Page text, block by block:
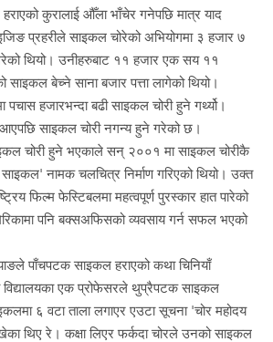
कुरालाई औँला भाँचेर गनेपछि मात्र याद
प्रहरीले साइकल चोरेको अभियोगमा ३ हजार ७
थियो। उनीहरुबाट ११ हजार एक सय ११
साइकल बेच्ने साना बजार पत्ता लागेको थियो।
पचास हजारभन्दा बढी साइकल चोरी हुने गर्थ्यो।
साइकल चोरी नगन्य हुने गरेको छ।
चोरी हुने भएकाले सन् २००१ मा साइकल चोरीकै
नामक चलचित्र निर्माण गरिएको थियो। उक्त
फिल्म फेस्टिबलमा महत्वपूर्ण पुरस्कार हात पारेको
पनि बक्सअफिसको व्यवसाय गर्न सफल भएको
पाँचपटक साइकल हराएको कथा चिनियाँ
विद्यालयका एक प्रोफेसरले थुप्रैपटक साइकल
६ वटा ताला लगाएर एउटा सूचना 'चोर महोदय
थिए रे। कक्षा लिएर फर्कदा चोरले उनको साइकल